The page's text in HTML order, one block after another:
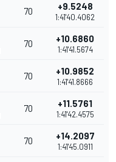
70 +9.5248
1:41'40.4062
70 +10.6860
1:41'41.5674
70 +10.9852
1:41'41.8666
70 +11.5761
1:41'42.4575
70 +14.2097
1:41'45.0911